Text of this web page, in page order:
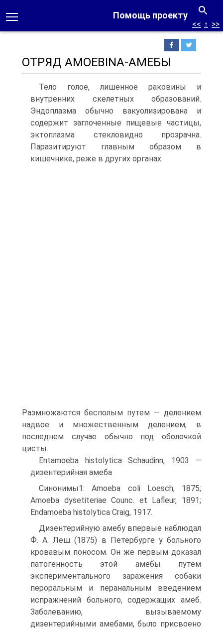
Помощь проекту
<< ↑ >>
ОТРЯД AMOEBINA-АМЕБЫ
Тело голое, лишенное раковины и
внутренних скелетных образований.
Эндоплазма обычно вакуолизирована и
содержит заглоченные пищевые частицы,
эктоплазма стекловидно прозрачна.
Паразитируют главным образом в
кишечнике, реже в других органах.
Размножаются бесполым путем — делением
надвое и множественным делением, в
последнем случае обычно под оболочкой
цисты.
Entamoeba histolytica Schaudinn, 1903 —
дизентерийная амеба
Синонимы1: Amoeba coli Loesch, 1875;
Amoeba dysetiteriae Counc. et Lafleur, 1891;
Endamoeba histolytica Craig, 1917.
Дизентерийную амебу впервые наблюдал
Ф. А. Леш (1875) в Петербурге у больного
кровавым поносом. Он же первым доказал
патогенность этой амебы путем
экспериментального заражения собаки
пероральным и перанальным введением
испражнений больного, содержащих амеб.
Заболеванию, вызываемому
дизентерийными амебами, было присвоено